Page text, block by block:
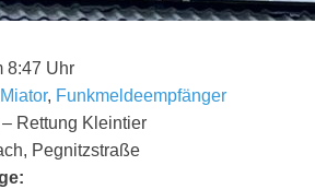
8:47 Uhr
, Funkmeldeempfänger
Rettung Kleintier
Pegnitzstraße